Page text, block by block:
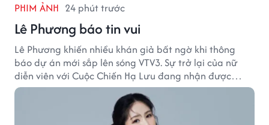
PHIM ẢNH 24 phút trước
Lê Phương báo tin vui
Lê Phương khiến nhiều khán giả bất ngờ khi thông
báo dự án mới sắp lên sóng VTV3. Sự trở lại của nữ
diễn viên với Cuộc Chiến Hạ Lưu đang nhận được
nhiều sự quan tâm.